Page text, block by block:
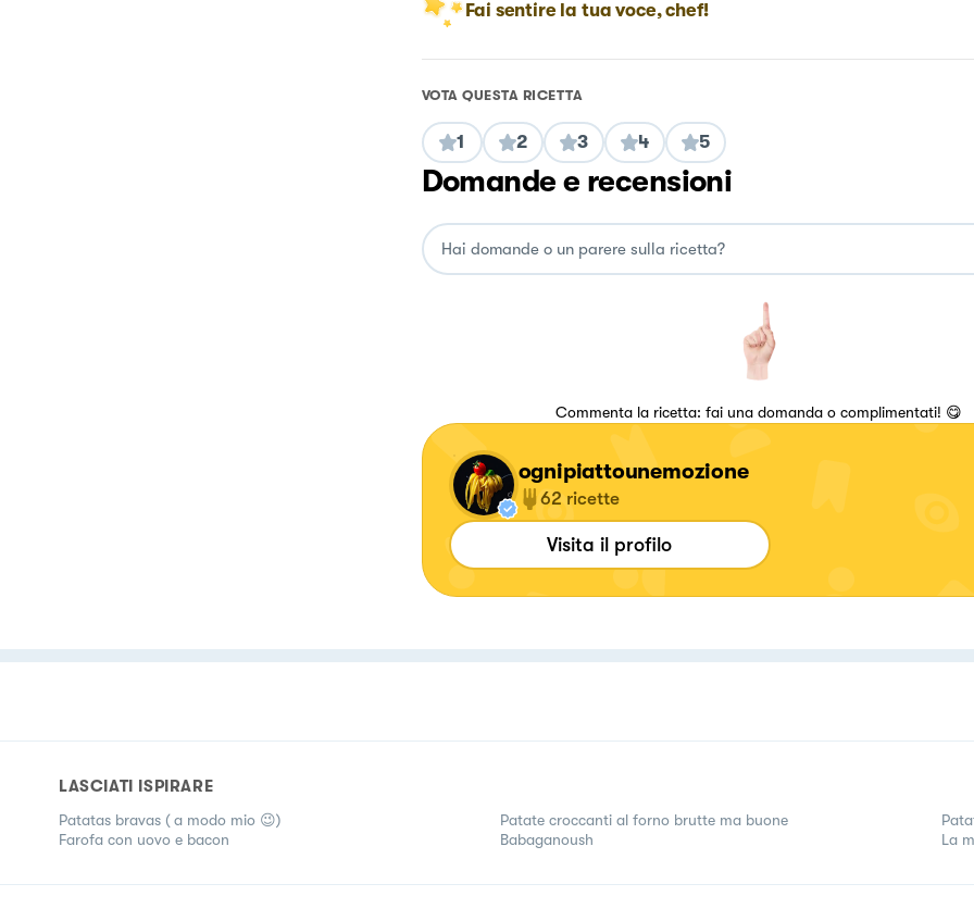
Fai sentire la tua voce, chef!
VOTA QUESTA RICETTA
1 2 3 4 5
Domande e recensioni
Commenta la ricetta: fai una domanda o complimentati! 😋
ognipiattounemozione
62 ricette
Visita il profilo
LASCIATI ISPIRARE
Patatas bravas ( a modo mio 😉)
Farofa con uovo e bacon
Patate croccanti al forno brutte ma buone
Babaganoush
La